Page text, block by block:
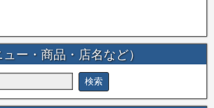
ー・商品・店名など）